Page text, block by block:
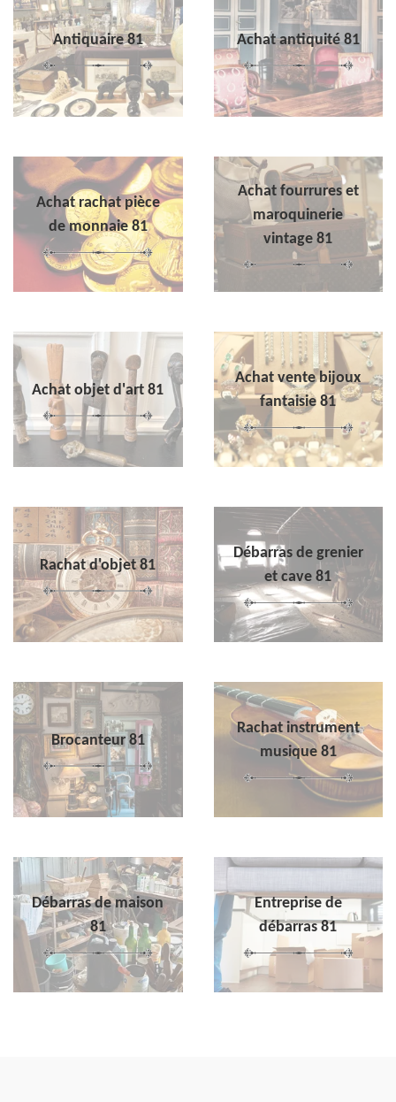
Antiquaire 81 Achat antiquité 81
Achat rachat pièce
de monnaie 81
Achat fourrures et
maroquinerie
vintage 81
Achat objet d'art 81
Achat vente bijoux
fantaisie 81
Rachat d'objet 81
Débarras de grenier
et cave 81
Brocanteur 81
Rachat instrument
musique 81
Débarras de maison
81
Entreprise de
débarras 81